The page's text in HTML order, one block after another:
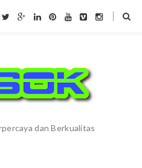
dan Berkualitas